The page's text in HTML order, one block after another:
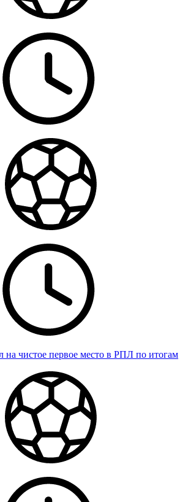
на чистое первое место в РПЛ по итогам